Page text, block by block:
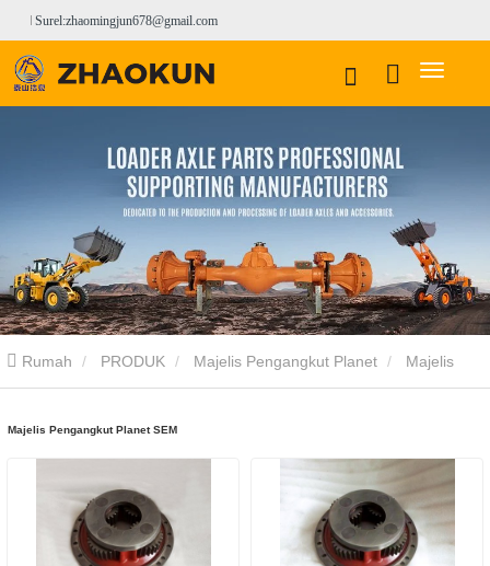
Surel:zhaomingjun678@gmail.com
Rumah PRODUK Majelis Pengangkut Planet
Majelis Pengangkut Planet SEM